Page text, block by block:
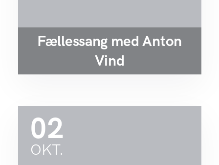
Fællessang med Anton
Vind
02
OKT.